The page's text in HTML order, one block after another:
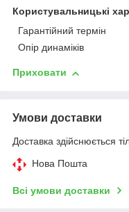
Користувальницькі
Гарантійний термін
Опір динаміків
Приховати
Умови доставки
Доставка здійснюється
Нова Пошта
Всі умови доставки